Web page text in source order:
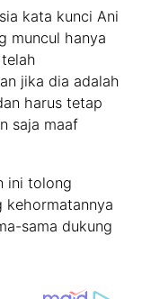
kata kunci Ani
muncul hanya
jika dia adalah
harus tetap
saja maaf
ini tolong
kehormatannya
sama dukung